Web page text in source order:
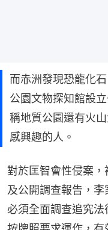
而赤洲發現恐龍化
公園文物探知館設
稱地質公園還有火
感興趣的人。
對於匡智會性侵案
及公開調查報告，
必須全面調查追究